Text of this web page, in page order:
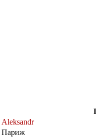
Aleksandr
Париж